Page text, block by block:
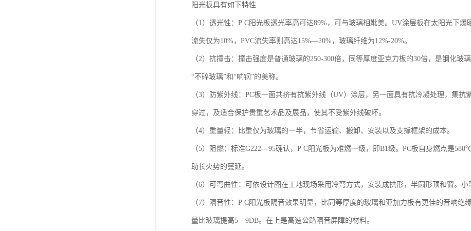
阳光板具有如下特性
（1）透光性：P C阳光板透光率高可达89%，可与玻璃相妣美。UV涂层板在太阳光下
流失仅为10%，PVC流失率则高达15%—20%，玻璃纤维为12%-20%。
（2）抗撞击：撞击强度是普通玻璃的250-300倍，同等厚度亚克力板的30倍，是钢化玻
“不碎玻璃”和“响钢”的美称。
（3）防紫外线：PC板一面共挤有抗紫外线（UV）涂层，另一面具有抗冷凝处理，集
穿过，及适合保护贵重艺术品及展品，使其不受紫外线破坏。
（4）重量轻：比重仅为玻璃的一半，节省运输、搬卸、安装以及支撑框架的成本。
（5）阻燃：标准G222—95确认，P C阳光板为难燃一级，即B1级。PC板自身燃点是
助长火势的蔓延。
（6）可弯曲性：可依设计图在工地现场采用冷弯方式，安装成拱形，半圆形顶和窗。
（7）隔音性：P C阳光板隔音效果明显，比同等厚度的玻璃和亚加力板有更佳的音响绝
量比玻璃提高5—9DB。在上是高速公路隔音屏障的材料。